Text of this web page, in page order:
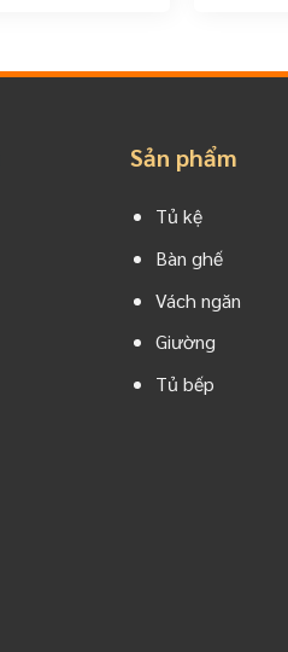
Sản phẩm
Tủ kệ
Bàn ghế
Vách ngăn
Giường
Tủ bếp